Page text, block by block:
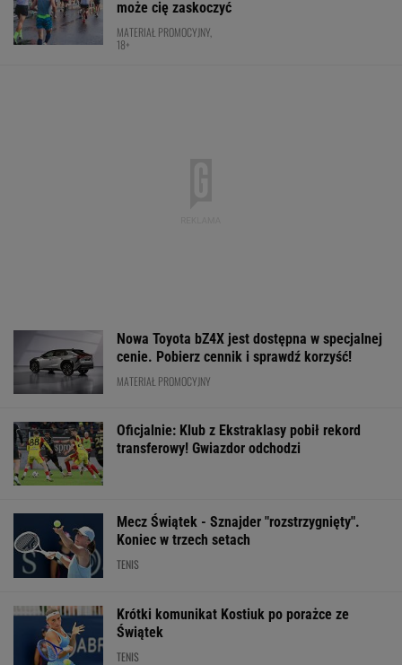
może cię zaskoczyć
MATERIAŁ PROMOCYJNY,
18+
Nowa Toyota bZ4X jest dostępna w specjalnej
cenie. Pobierz cennik i sprawdź korzyść!
MATERIAŁ PROMOCYJNY
Oficjalnie: Klub z Ekstraklasy pobił rekord
transferowy! Gwiazdor odchodzi
Mecz Świątek - Sznajder "rozstrzygnięty".
Koniec w trzech setach
TENIS
Krótki komunikat Kostiuk po porażce ze
Świątek
TENIS